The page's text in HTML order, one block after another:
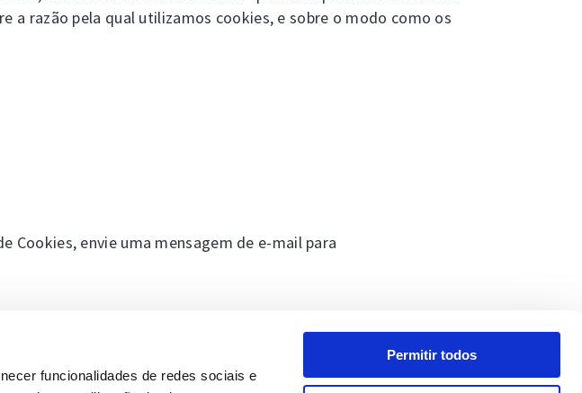
funcionalidades de redes sociais e
Permitir todos
a razão pela qual utilizamos cookies, e sobre o modo como os
Cookies, envie uma mensagem de e-mail para